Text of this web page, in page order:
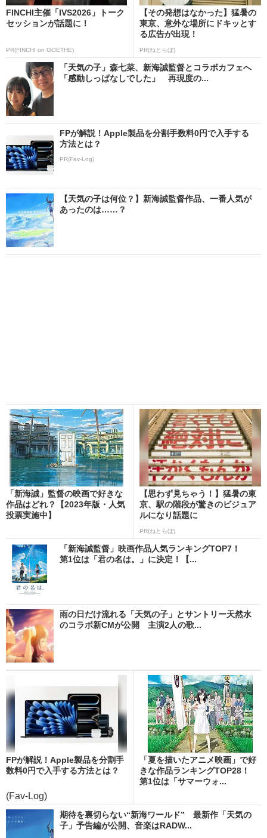
FINCHI主催「IVS2026」トーク
セッションが話題に！
PR(FINCHI on GOETHE)
【その発想はなかった】猛暑の
東京、意外な場所にドキッとす
る広告が出現！
PR(ねとらぼ)
「天気の子」森七菜、新海誠監督とコラボカフェへ
「感動しっぱなしでした」 再現度の...
FPが解説！Apple製品を分割手数料0円で入手する
方法とは？
PR(Fav-Log)
【天気の子は何位？】新海誠監督作品、一番人気が
あったのは……？
「新海誠」監督の映画で好きな
作品はどれ？【2023年版・人気
投票実施中】
【思わず見ちゃう！】猛暑の東
京、駅の階段が驚きのビジュア
ルになり話題に
PR(ねとらぼ)
「新海誠監督」映画作品人気ランキングTOP7！
第1位は「君の名は。」に決定！【...
雨の日だけ流れる「天気の子」とサントリー天然水
のコラボ新CMが公開 主演2人の歌...
FPが解説！Apple製品を分割手
数料0円で入手する方法とは？
(Fav-Log)
「夏を描いたアニメ映画」で好
きな作品ランキングTOP28！
第1位は「サマーウォ...
期待を裏切らない“新海ワールド” 最新作「天気の
子」予告編が公開、音楽はRADW...